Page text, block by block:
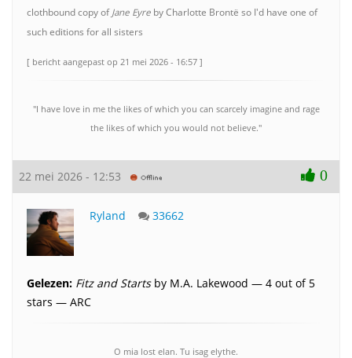
clothbound copy of Jane Eyre by Charlotte Brontë so I'd have one of
such editions for all sisters
[ bericht aangepast op 21 mei 2026 - 16:57 ]
"I have love in me the likes of which you can scarcely imagine and rage
the likes of which you would not believe."
22 mei 2026 - 12:53 0
Ryland 33662
Gelezen: Fitz and Startsby M.A. Lakewood — 4 out of 5
stars — ARC
O mia lost elan. Tu isag elythe.